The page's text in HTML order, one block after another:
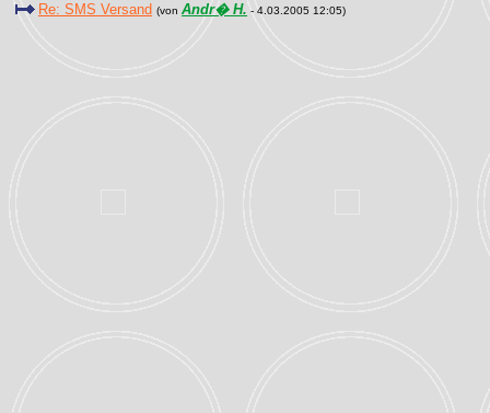
Re: SMS Versand (von Andr� H. - 4.03.2005 12:05)